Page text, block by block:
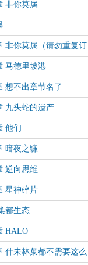
非你莫属
非你莫属（请勿重复订
马德里坡港
想不出章节名了
九头蛇的遗产
他们
暗夜之镰
逆向思维
星神碎片
都生态
HALO
什未林巢都不需要这么